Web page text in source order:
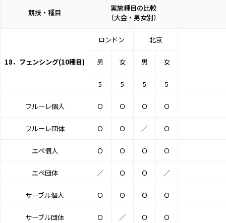
競技・種目
実施種目の比較
（大会・男女別）
18．フェンシング(10種目)
ロンドン 北京
男 女 男 女
5 5 5 5
フルーレ個人 Ｏ Ｏ Ｏ Ｏ
フルーレ団体 Ｏ Ｏ ／ Ｏ
エペ個人 Ｏ Ｏ Ｏ Ｏ
エペ団体 ／ Ｏ Ｏ ／
サーブル個人 Ｏ Ｏ Ｏ Ｏ
サーブル団体 Ｏ ／ Ｏ Ｏ